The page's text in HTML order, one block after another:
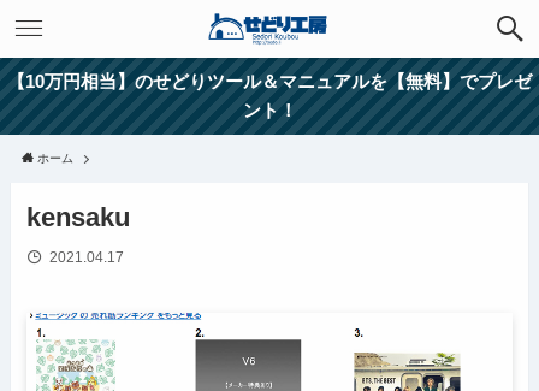
【10万円相当】のせどりツール＆マニュアルを【無料】でプレゼ
ント！
ホーム
kensaku
2021.04.17